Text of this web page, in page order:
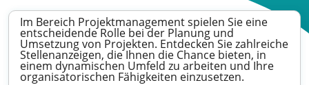
Im Bereich Projektmanagement spielen Sie eine
entscheidende Rolle bei der Planung und
Umsetzung von Projekten. Entdecken Sie zahlreiche
Stellenanzeigen, die Ihnen die Chance bieten, in
einem dynamischen Umfeld zu arbeiten und Ihre
organisatorischen Fähigkeiten einzusetzen.